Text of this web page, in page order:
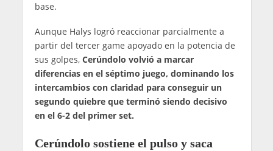
base.
Aunque Halys logró reaccionar parcialmente a
partir del tercer game apoyado en la potencia de
sus golpes, Cerúndolo volvió a marcar
diferencias en el séptimo juego, dominando los
intercambios con claridad para conseguir un
segundo quiebre que terminó siendo decisivo
en el 6-2 del primer set.
Cerúndolo sostiene el pulso y saca